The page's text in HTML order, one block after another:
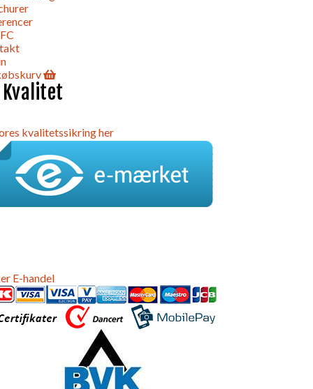
Kvalitet
kvalitetssikring her
E-handel